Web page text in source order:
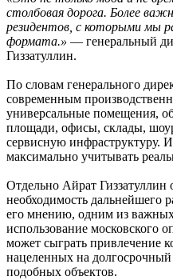
столбовая дорога. Более
резидентов, с которыми мы
формата.» — генеральный
Гиззатуллин.
По словам генерального
современным
универсальные помещения,
площади, офисы, склады,
сервисную инфраструктуру.
максимально учитывать
Отдельно Айрат Гиззатуллин
необходимость дальнейшего
его мнению, одним из важных
использование московского
может сыграть привлечение
нацеленных на
подобных объектов.